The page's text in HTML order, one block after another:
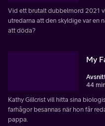
Vid ett brutalt dubbelmord 2021
utredarna att den skyldige var en
att döda?
My
44
Kathy Gillcrist vill hitta sina
farhågor besannas när hon får
pappa.